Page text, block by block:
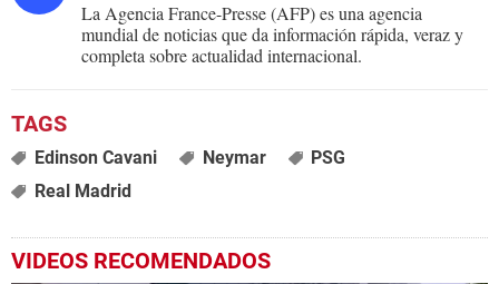
La Agencia France-Presse (AFP) es una agencia
mundial de noticias que da información rápida, veraz y
completa sobre actualidad internacional.
Edinson Cavani Neymar
PSG
Real Madrid
VIDEOS RECOMENDADOS